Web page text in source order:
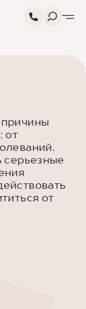
от
серьезные
от